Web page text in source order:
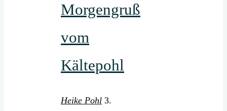
Morgengruß
vom
Kältepohl
Heike Pohl 3.